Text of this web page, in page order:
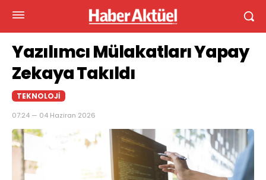
Yazılımcı Mülakatları Yapay
Zekaya Takıldı
TEKNOLOJI
07:24 — 04 Haziran 2026